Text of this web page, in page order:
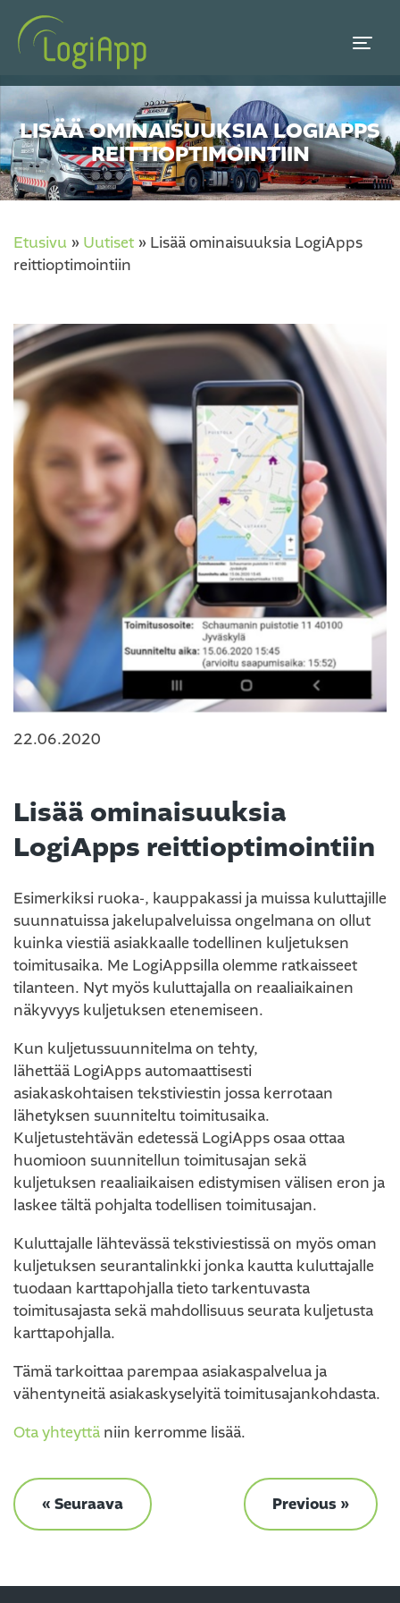
LISÄÄ OMINAISUUKSIA LOGIAPPS
REITTIOPTIMOINTIIN
Etusivu » Uutiset » Lisää ominaisuuksia LogiApps
reittioptimointiin
22.06.2020
Lisää ominaisuuksia
LogiApps reittioptimointiin
Esimerkiksi ruoka-, kauppakassi ja muissa kuluttajille
suunnatuissa jakelupalveluissa ongelmana on ollut
kuinka viestiä asiakkaalle todellinen kuljetuksen
toimitusaika. Me LogiAppsilla olemme ratkaisseet
tilanteen. Nyt myös kuluttajalla on reaaliaikainen
näkyvyys kuljetuksen etenemiseen.
Kun kuljetussuunnitelma on tehty,
lähettää LogiApps automaattisesti
asiakaskohtaisen tekstiviestin jossa kerrotaan
lähetyksen suunniteltu toimitusaika.
Kuljetustehtävän edetessä LogiApps osaa ottaa
huomioon suunnitellun toimitusajan sekä
kuljetuksen reaaliaikaisen edistymisen välisen eron ja
laskee tältä pohjalta todellisen toimitusajan.
Kuluttajalle lähtevässä tekstiviestissä on myös oman
kuljetuksen seurantalinkki jonka kautta kuluttajalle
tuodaan karttapohjalla tieto tarkentuvasta
toimitusajasta sekä mahdollisuus seurata kuljetusta
karttapohjalla.
Tämä tarkoittaa parempaa asiakaspalvelua ja
vähentyneitä asiakaskyselyitä toimitusajankohdasta.
Ota yhteyttä niin kerromme lisää.
Previous »
« Seuraava